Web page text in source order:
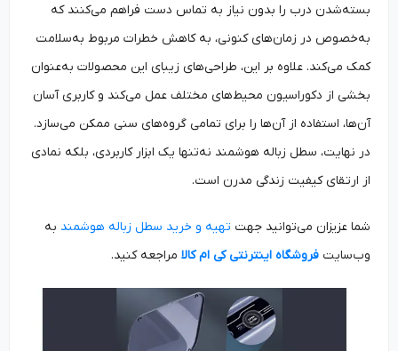
بسته‌شدن درب را بدون نیاز به تماس دست فراهم می‌کنند که
به‌خصوص در زمان‌های کنونی، به کاهش خطرات مربوط به‌سلامت
کمک می‌کند. علاوه بر این، طراحی‌های زیبای این محصولات به‌عنوان
بخشی از دکوراسیون محیط‌های مختلف عمل می‌کند و کاربری آسان
آن‌ها، استفاده از آن‌ها را برای تمامی گروه‌های سنی ممکن می‌سازد.
در نهایت، سطل زباله هوشمند نه‌تنها یک ابزار کاربردی، بلکه نمادی
از ارتقای کیفیت زندگی مدرن است.
شما عزیزان می‌توانید جهتتهیه و خرید سطل زباله هوشمندبه
وب‌سایت‌فروشگاه اینترنتی کی ام کالا مراجعه کنید.